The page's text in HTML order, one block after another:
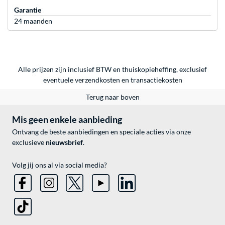
Garantie
24 maanden
Alle prijzen zijn inclusief BTW en thuiskopieheffing, exclusief
eventueleverzendkosten en transactiekosten
Terug naar boven
Mis geen enkele aanbieding
Ontvang de beste aanbiedingen en speciale acties via onze
exclusieve nieuwsbrief.
Volg jij ons al via social media?